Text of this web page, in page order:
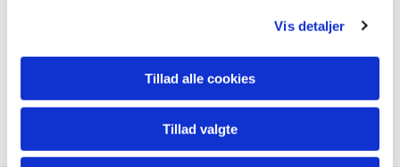
Vis detaljer
Tillad alle cookies
Tillad valgte
netop dine